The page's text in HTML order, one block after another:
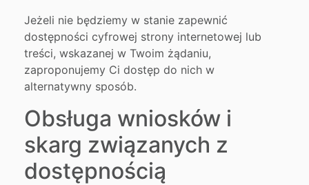
Jeżeli nie będziemy w stanie zapewnić
dostępności cyfrowej strony internetowej lub
treści, wskazanej w Twoim żądaniu,
zaproponujemy Ci dostęp do nich w
alternatywny sposób.
Obsługa wniosków i
skarg związanych z
dostępnością